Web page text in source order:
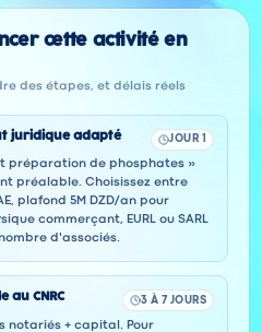
cette activité en
des étapes, et délais réels
juridique adapté JOUR 1
préparation de phosphates »
préalable. Choisissez entre
plafond 5M DZD/an pour
commerçant, EURL ou SARL
d'associés.
au CNRC 3 À 7 JOURS
notariés + capital. Pour